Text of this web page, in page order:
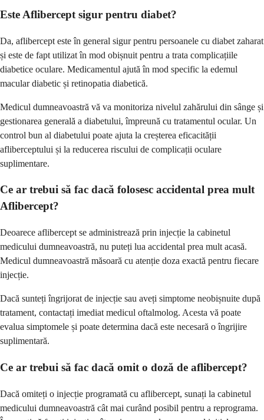
Este Aflibercept sigur pentru diabet?
Da, aflibercept este în general sigur pentru persoanele cu diabet zaharat
și este de fapt utilizat în mod obișnuit pentru a trata complicațiile
diabetice oculare. Medicamentul ajută în mod specific la edemul
macular diabetic și retinopatia diabetică.
Medicul dumneavoastră vă va monitoriza nivelul zahărului din sânge și
gestionarea generală a diabetului, împreună cu tratamentul ocular. Un
control bun al diabetului poate ajuta la creșterea eficacității
afliberceptului și la reducerea riscului de complicații oculare
suplimentare.
Ce ar trebui să fac dacă folosesc accidental prea mult
Aflibercept?
Deoarece aflibercept se administrează prin injecție la cabinetul
medicului dumneavoastră, nu puteți lua accidental prea mult acasă.
Medicul dumneavoastră măsoară cu atenție doza exactă pentru fiecare
injecție.
Dacă sunteți îngrijorat de injecție sau aveți simptome neobișnuite după
tratament, contactați imediat medicul oftalmolog. Acesta vă poate
evalua simptomele și poate determina dacă este necesară o îngrijire
suplimentară.
Ce ar trebui să fac dacă omit o doză de aflibercept?
Dacă omiteți o injecție programată cu aflibercept, sunați la cabinetul
medicului dumneavoastră cât mai curând posibil pentru a reprograma.